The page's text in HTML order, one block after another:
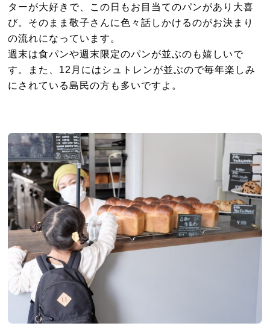
ターが大好きで、この日もお目当てのパンがあり大喜
び。そのまま敬子さんに色々話しかけるのがお決まり
の流れになっています。
週末は食パンや週末限定のパンが並ぶのも嬉しいで
す。また、12月にはシュトレンが並ぶので毎年楽しみ
にされている島民の方も多いですよ。